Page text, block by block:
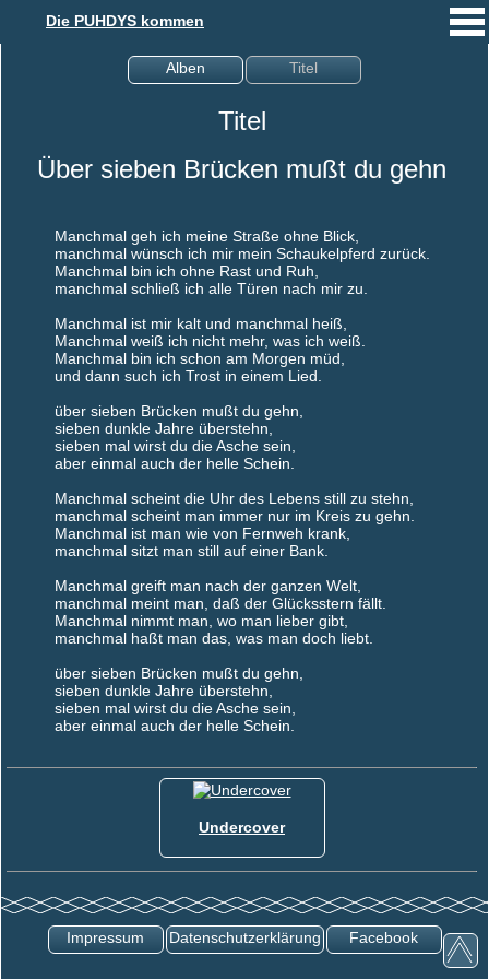
Die PUHDYS kommen
Alben Titel
Titel
Über sieben Brücken mußt du gehn
Manchmal geh ich meine Straße ohne Blick,
manchmal wünsch ich mir mein Schaukelpferd zurück.
Manchmal bin ich ohne Rast und Ruh,
manchmal schließ ich alle Türen nach mir zu.
Manchmal ist mir kalt und manchmal heiß,
Manchmal weiß ich nicht mehr, was ich weiß.
Manchmal bin ich schon am Morgen müd,
und dann such ich Trost in einem Lied.
über sieben Brücken mußt du gehn,
sieben dunkle Jahre überstehn,
sieben mal wirst du die Asche sein,
aber einmal auch der helle Schein.
Manchmal scheint die Uhr des Lebens still zu stehn,
manchmal scheint man immer nur im Kreis zu gehn.
Manchmal ist man wie von Fernweh krank,
manchmal sitzt man still auf einer Bank.
Manchmal greift man nach der ganzen Welt,
manchmal meint man, daß der Glücksstern fällt.
Manchmal nimmt man, wo man lieber gibt,
manchmal haßt man das, was man doch liebt.
über sieben Brücken mußt du gehn,
sieben dunkle Jahre überstehn,
sieben mal wirst du die Asche sein,
aber einmal auch der helle Schein.
Undercover
Impressum Datenschutzerklärung Facebook